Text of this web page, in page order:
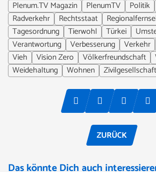
Plenum.TV Magazin
PlenumTV Politik
Radverkehr
Rechtsstaat
Tagesordnung
Tierwohl Türkei
Verantwortung
Verbesserung Verkehr
Vieh
Vision Zero Völkerfreundschaft
Weidehaltung
Wohnen Zivilgesellschaft
ZURÜCK
Das könnte Dich auch